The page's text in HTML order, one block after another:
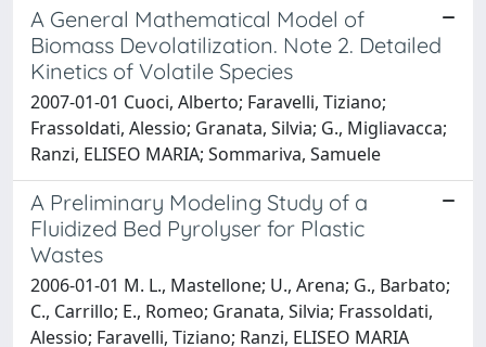
A General Mathematical Model of
Biomass Devolatilization. Note 2. Detailed
Kinetics of Volatile Species
2007-01-01 Cuoci, Alberto; Faravelli, Tiziano;
Frassoldati, Alessio; Granata, Silvia; G., Migliavacca;
Ranzi, ELISEO MARIA; Sommariva, Samuele
A Preliminary Modeling Study of a
Fluidized Bed Pyrolyser for Plastic
Wastes
2006-01-01 M. L., Mastellone; U., Arena; G., Barbato;
C., Carrillo; E., Romeo; Granata, Silvia; Frassoldati,
Alessio; Faravelli, Tiziano; Ranzi, ELISEO MARIA